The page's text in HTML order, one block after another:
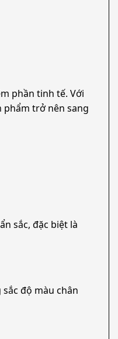
phần tinh tế. Với
phẩm trở nên sang
sắc, đặc biệt là
độ màu chân